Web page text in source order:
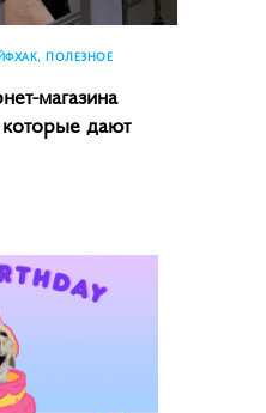
ПОЛЕЗНОЕ
магазина
дают